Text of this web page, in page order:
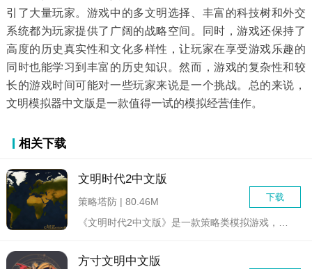
引了大量玩家。游戏中的多文明选择、丰富的科技树和外交
系统都为玩家提供了广阔的战略空间。同时，游戏还保持了
高度的历史真实性和文化多样性，让玩家在享受游戏乐趣的
同时也能学习到丰富的历史知识。然而，游戏的复杂性和较
长的游戏时间可能对一些玩家来说是一个挑战。总的来说，
文明模拟器中文版是一款值得一试的模拟经营佳作。
相关下载
文明时代2中文版
下载
策略塔防 | 80.46M
方寸文明中文版